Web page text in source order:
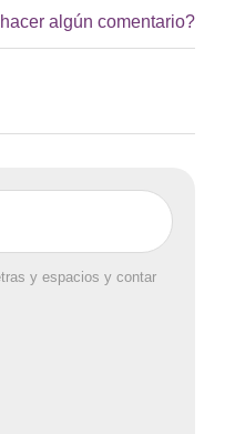
algún comentario?
y espacios y contar